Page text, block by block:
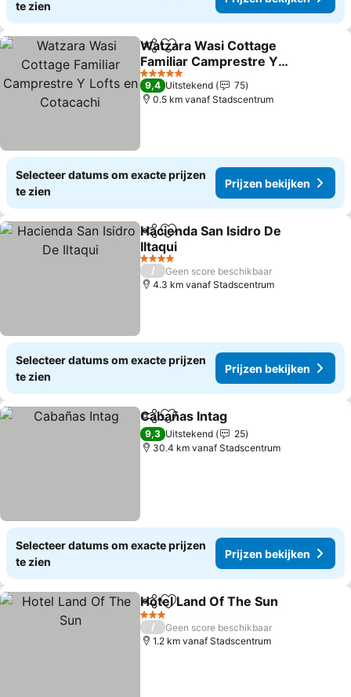
te zien
DelenToevoegen aan favorieten
Watzara Wasi Cottage
Familiar Camprestre Y
Lofts en Cotacachi
Prijzen bekijken
5 Sterren
9,4 Uitstekend
75
0.5 km vanaf Stadscentrum
Selecteer datums om exacte prijzen
te zien
Prijzen bekijken
DelenToevoegen aan favorieten
Hacienda San Isidro De
Iltaqui
Prijzen bekijken
4 Sterren
/
Geen score beschikbaar
4.3 km vanaf Stadscentrum
Selecteer datums om exacte prijzen
te zien
Prijzen bekijken
DelenToevoegen aan favorieten
Cabañas Intag
9,3 Uitstekend
25
30.4 km vanaf Stadscentrum
Selecteer datums om exacte prijzen
te zien
Prijzen bekijken
DelenToevoegen aan favorieten
Hotel Land Of The Sun
3 Sterren
/
Geen score beschikbaar
1.2 km vanaf Stadscentrum